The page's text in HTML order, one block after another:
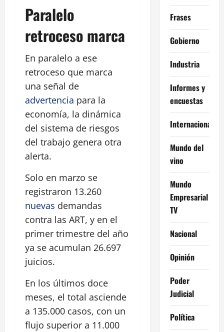
Paralelo
retroceso marca
En paralelo a ese
retroceso que marca
una señal de
advertencia para la
economía, la dinámica
del sistema de riesgos
del trabajo genera otra
alerta.
Solo en marzo se
registraron 13.260
nuevas demandas
contra las ART, y en el
primer trimestre del año
ya se acumulan 26.697
juicios.
En los últimos doce
meses, el total asciende
a 135.000 casos, con un
flujo superior a 11.000
Frases
Gobierno
Industria
Informes y
encuestas
Internacional
Mundo del
vino
Mundo
Empresarial
TV
Nacional
Opinión
Poder
Judicial
Política